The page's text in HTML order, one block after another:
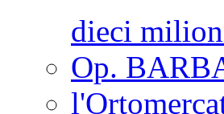
dieci
Op.